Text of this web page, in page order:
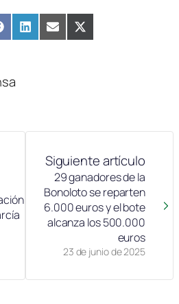
Compartir
en
FacebookCompartir
en
LinkedInCompartir
en
EmailCompartir
en
X
(Twitter)
Siguiente artículo
23 de junio de 2025
29 ganadores de la
Bonoloto se reparten
6.000 euros y el bote
alcanza los 500.000
euros